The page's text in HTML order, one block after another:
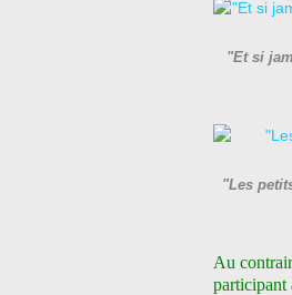
"Et si
"Les
Au
participant